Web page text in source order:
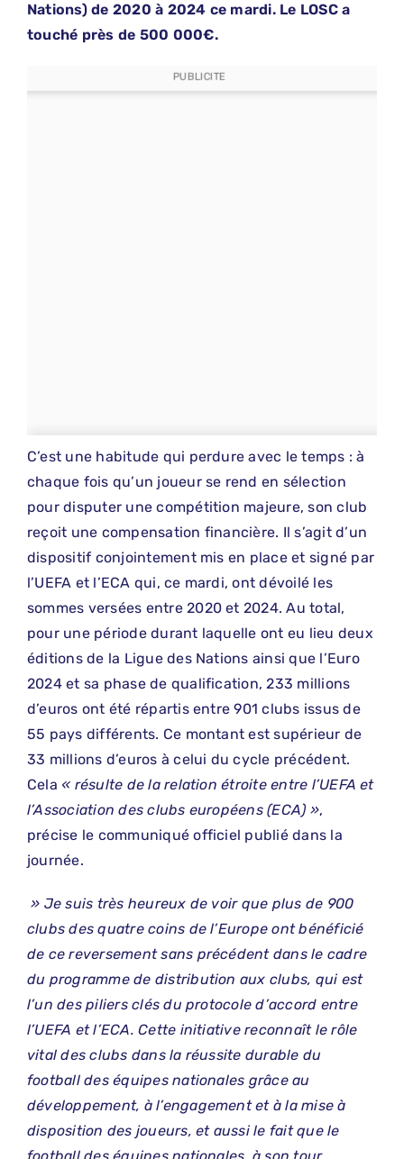
Nations) de 2020 à 2024 ce mardi. Le LOSC a
touché près de 500 000€.
PUBLICITE
C’est une habitude qui perdure avec le temps : à
chaque fois qu’un joueur se rend en sélection
pour disputer une compétition majeure, son club
reçoit une compensation financière. Il s’agit d’un
dispositif conjointement mis en place et signé par
l’UEFA et l’ECA qui, ce mardi, ont dévoilé les
sommes versées entre 2020 et 2024. Au total,
pour une période durant laquelle ont eu lieu deux
éditions de la Ligue des Nations ainsi que l’Euro
2024 et sa phase de qualification, 233 millions
d’euros ont été répartis entre 901 clubs issus de
55 pays différents. Ce montant est supérieur de
33 millions d’euros à celui du cycle précédent.
Cela « résulte de la relation étroite entre l’UEFA et
l’Association des clubs européens (ECA) »,
précise le communiqué officiel publié dans la
journée.
» Je suis très heureux de voir que plus de 900
clubs des quatre coins de l’Europe ont bénéficié
de ce reversement sans précédent dans le cadre
du programme de distribution aux clubs, qui est
l’un des piliers clés du protocole d’accord entre
l’UEFA et l’ECA. Cette initiative reconnaît le rôle
vital des clubs dans la réussite durable du
football des équipes nationales grâce au
développement, à l’engagement et à la mise à
disposition des joueurs, et aussi le fait que le